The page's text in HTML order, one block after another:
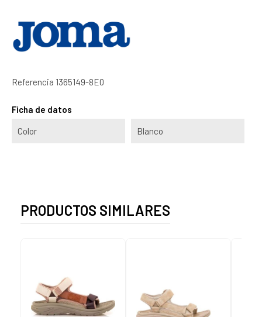
Referencia 1365149-8E0
Ficha de datos
Color Blanco
PRODUCTOS SIMILARES